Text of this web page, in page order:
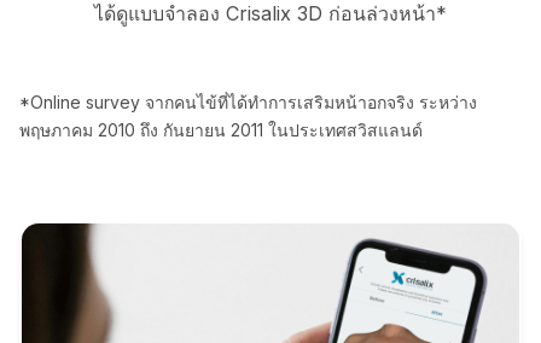
ได้ดูแบบจำลอง Crisalix 3D ก่อนล่วงหน้า*
*Online survey จากคนไข้ที่ได้ทำการเสริมหน้าอกจริง ระหว่าง
พฤษภาคม 2010 ถึง กันยายน 2011 ในประเทศสวิสแลนด์